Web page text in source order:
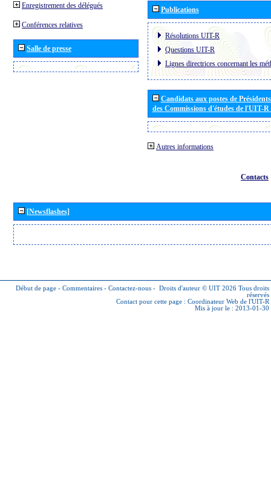
Enregistrement des délégués
Conférences relatives
Salle de presse
Publications
Résolutions UIT-R
Questions UIT-R
Lignes directrices concernant les
Candidats aux postes de
des Commissions d'études de l'UIT-
Autres informations
Contacts
[Newsflashes]
Début de page - Commentaires - Contactez-nous - Droits d'auteur © UIT 2026 Tous droits
réservés
Contact pour cette page : Coordinateur Web de l'UIT-R
Mis à jour le : 2013-01-30